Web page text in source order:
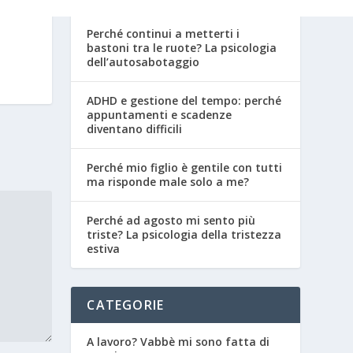
Perché continui a metterti i
bastoni tra le ruote? La psicologia
dell’autosabotaggio
ADHD e gestione del tempo: perché
appuntamenti e scadenze
diventano difficili
Perché mio figlio è gentile con tutti
ma risponde male solo a me?
Perché ad agosto mi sento più
triste? La psicologia della tristezza
estiva
CATEGORIE
A lavoro? Vabbè mi sono fatta di